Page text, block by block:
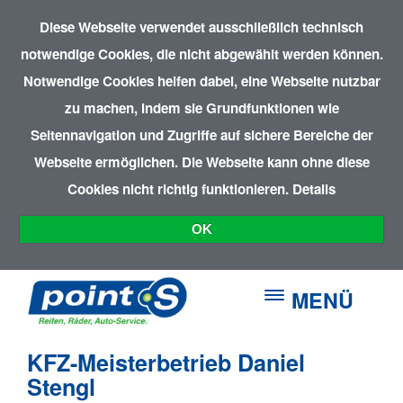
Diese Webseite verwendet ausschließlich technisch
notwendige Cookies, die nicht abgewählt werden können.
Notwendige Cookies helfen dabei, eine Webseite nutzbar
zu machen, indem sie Grundfunktionen wie
Seitennavigation und Zugriffe auf sichere Bereiche der
Webseite ermöglichen. Die Webseite kann ohne diese
Cookies nicht richtig funktionieren. Details
OK
MENÜ
KFZ-Meisterbetrieb Daniel
Stengl